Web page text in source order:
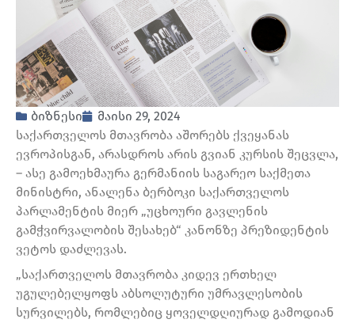
ბიზნესი
მაისი 29, 2024
საქართველოს მთავრობა აშორებს ქვეყანას
ევროპისგან, არასდროს არის გვიან კურსის შეცვლა,
– ასე გამოეხმაურა გერმანიის საგარეო საქმეთა
მინისტრი, ანალენა ბერბოკი საქართველოს
პარლამენტის მიერ „უცხოური გავლენის
გამჭვირვალობის შესახებ“ კანონზე პრეზიდენტის
ვეტოს დაძლევას.
„საქართველოს მთავრობა კიდევ ერთხელ
უგულებელყოფს აბსოლუტური უმრავლესობის
სურვილებს, რომლებიც ყოველდღიურად გამოდიან